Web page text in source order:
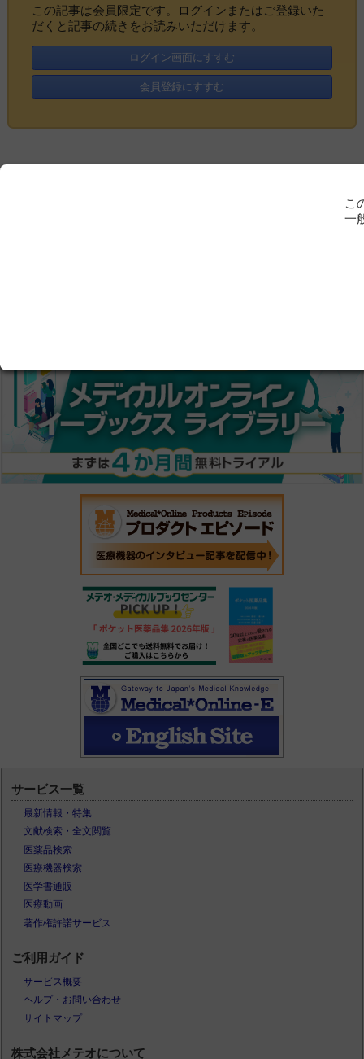
この記事は会員限定です。ログインまたはご登録いた
だくと記事の続きをお読みいただけます。
ログイン画面にすすむ
会員登録にすすむ
サービス一覧
最新情報・特集
文献検索・全文閲覧
医薬品検索
医療機器検索
医学書通販
医療動画
著作権許諾サービス
ご利用ガイド
サービス概要
ヘルプ・お問い合わせ
サイトマップ
株式会社メテオについて
こ
一